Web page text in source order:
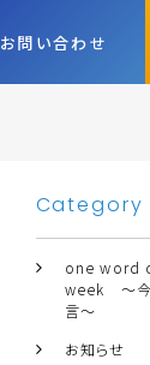
お問い合わせ
Category
one word
week ～今
言～
お知らせ